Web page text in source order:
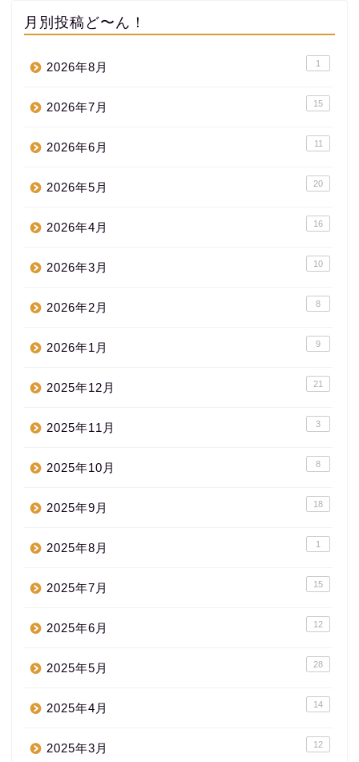
月別投稿ど〜ん！
2026年8月 1
2026年7月 15
2026年6月 11
2026年5月 20
2026年4月 16
2026年3月 10
2026年2月 8
2026年1月 9
2025年12月 21
2025年11月 3
2025年10月 8
2025年9月 18
2025年8月 1
2025年7月 15
2025年6月 12
2025年5月 28
2025年4月 14
2025年3月 12